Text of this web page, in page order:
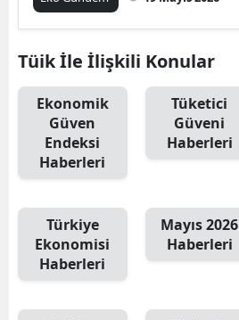
Tüik İle İlişkili Konular
Ekonomik
Güven
Endeksi
Haberleri
Tüketici
Güveni
Haberleri
Türkiye
Ekonomisi
Haberleri
Mayıs 2026
Haberleri